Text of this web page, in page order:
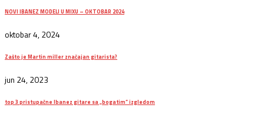
NOVI IBANEZ MODELI U MIXU – OKTOBAR 2024
oktobar 4, 2024
Zašto je Martin miller značajan gitarista?
jun 24, 2023
top 3 pristupačne Ibanez gitare sa „bogatim“ izgledom